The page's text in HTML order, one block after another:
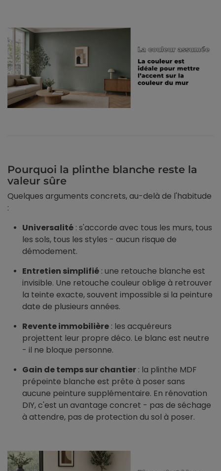
Pourquoi la plinthe blanche reste la
valeur sûre
Quelques arguments concrets, au-delà de l'habitude
:
Universalité : s'accorde avec tous les murs, tous
les sols, tous les styles - aucun risque de
démodement.
Entretien simplifié : une retouche blanche est
invisible. Une retouche couleur oblige à retrouver
la teinte exacte, souvent impossible si la peinture
date de plusieurs années.
Revente immobilière : les acquéreurs
projettent leur propre déco. Le blanc est neutre
- il ne bloque personne.
Gain de temps sur chantier : la plinthe MDF
prépeinte blanche est prête à poser sans
aucune peinture supplémentaire. En rénovation
DIY, c'est un avantage concret - pas de séchage
à attendre, pas de protection du sol à poser.